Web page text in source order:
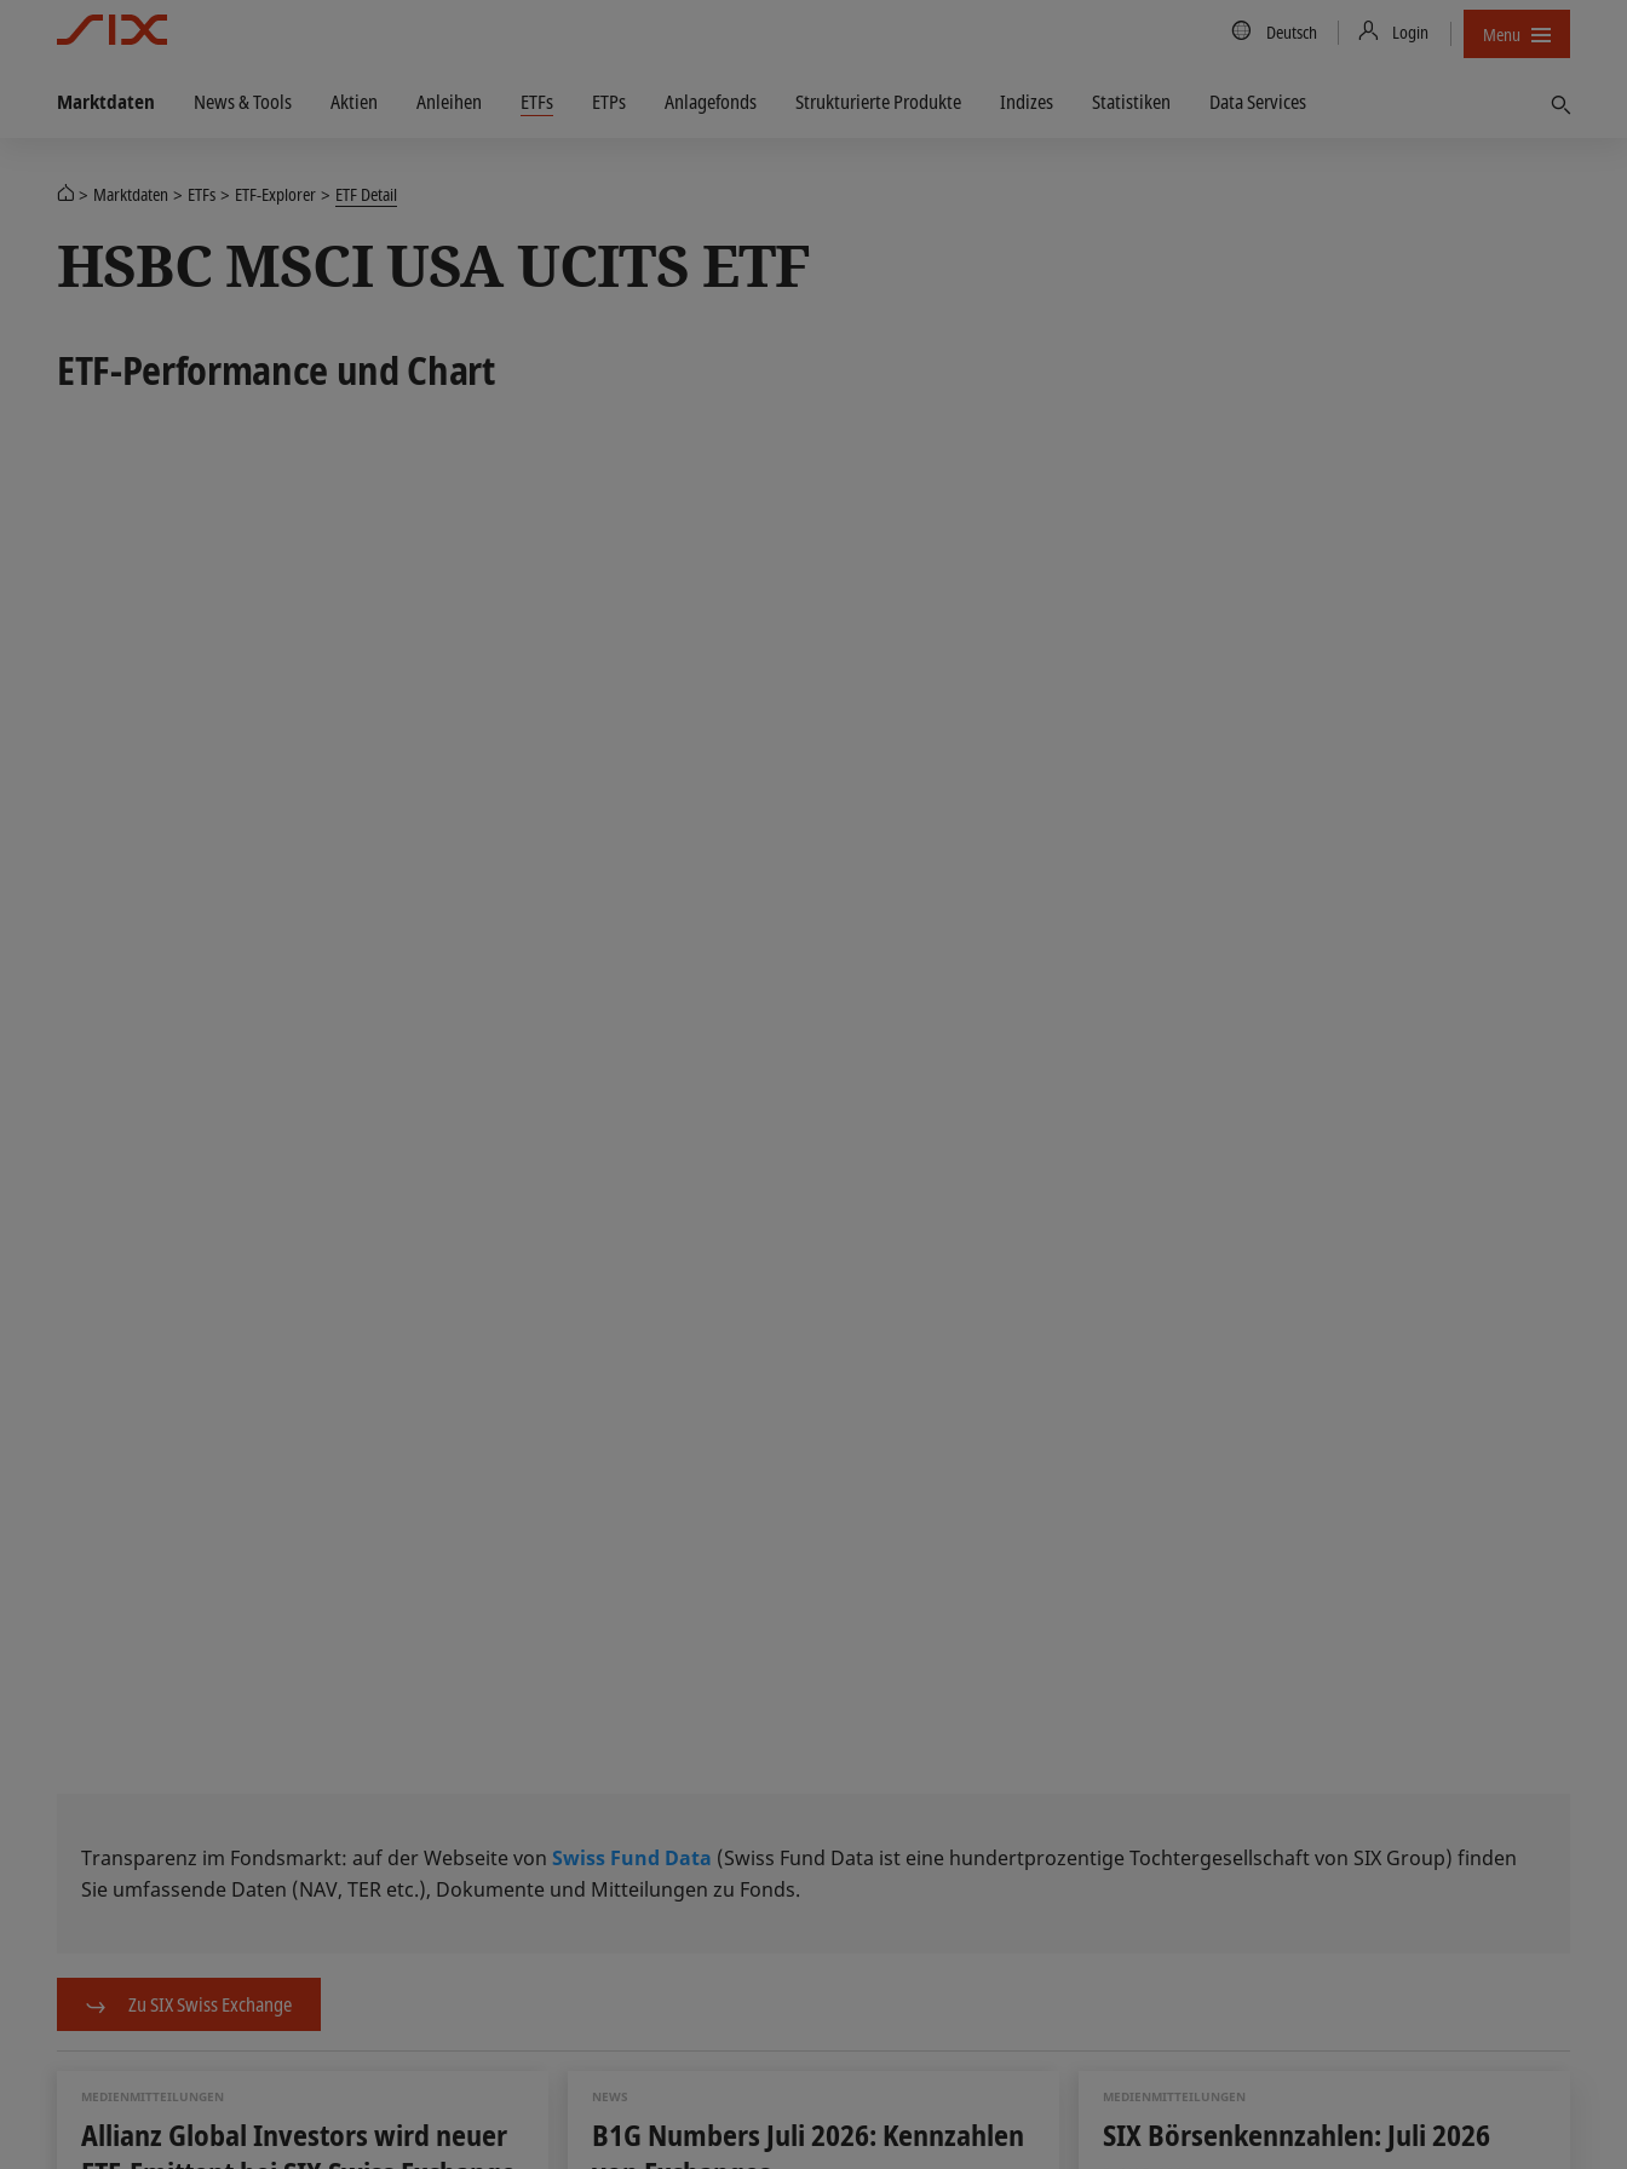
Country/Language
Deutsch Login Menu
Marktdaten News & Tools Aktien Anleihen ETFs ETPs Anlagefonds Strukturierte Produkte Indizes Statistiken Data Services
Marktdaten ETFs ETF-Explorer ETF Detail
HSBC MSCI USA UCITS ETF
ETF-Performance und Chart
Transparenz im Fondsmarkt: auf der Webseite von Swiss Fund Data (Swiss Fund Data ist eine hundertprozentige Tochtergesellschaft von SIX Group) finden
Sie umfassende Daten (NAV, TER etc.), Dokumente und Mitteilungen zu Fonds.
Zu SIX Swiss Exchange
MEDIENMITTEILUNGEN
Allianz Global Investors wird neuer
NEWS
B1G Numbers Juli 2026: Kennzahlen
MEDIENMITTEILUNGEN
SIX Börsenkennzahlen: Juli 2026